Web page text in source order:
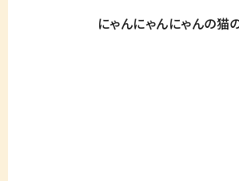
にゃんにゃんにゃんの猫